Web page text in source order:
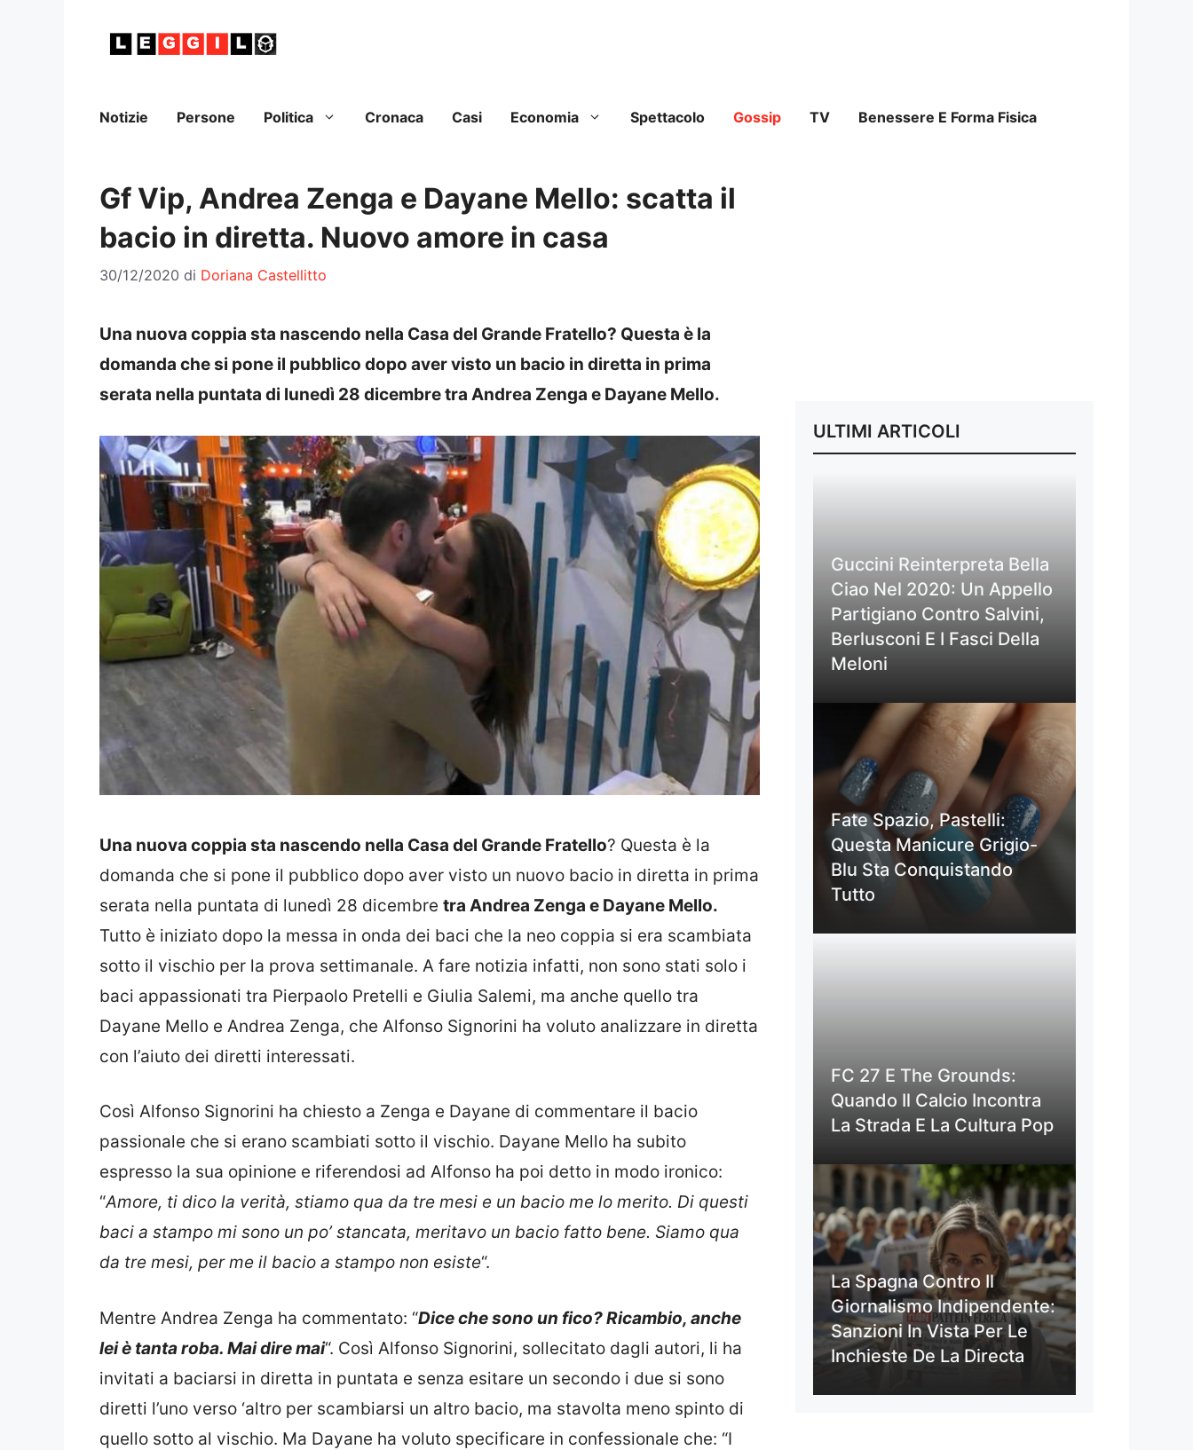
Notizie Persone Politica Cronaca Casi Economia Spettacolo Gossip TV Benessere E Forma Fisica
Gf Vip, Andrea Zenga e Dayane Mello: scatta il
bacio in diretta. Nuovo amore in casa
30/12/2020 di Doriana Castellitto
Una nuova coppia sta nascendo nella Casa del Grande Fratello? Questa è la
domanda che si pone il pubblico dopo aver visto un bacio in diretta in prima
serata nella puntata di lunedì 28 dicembre tra Andrea Zenga e Dayane Mello.
Una nuova coppia sta nascendo nella Casa del Grande Fratello? Questa è la
domanda che si pone il pubblico dopo aver visto un nuovo bacio in diretta in prima
serata nella puntata di lunedì 28 dicembre tra Andrea Zenga e Dayane Mello.
Tutto è iniziato dopo la messa in onda dei baci che la neo coppia si era scambiata
sotto il vischio per la prova settimanale. A fare notizia infatti, non sono stati solo i
baci appassionati tra Pierpaolo Pretelli e Giulia Salemi, ma anche quello tra
Dayane Mello e Andrea Zenga, che Alfonso Signorini ha voluto analizzare in diretta
con l’aiuto dei diretti interessati.
Così Alfonso Signorini ha chiesto a Zenga e Dayane di commentare il bacio
passionale che si erano scambiati sotto il vischio. Dayane Mello ha subito
espresso la sua opinione e riferendosi ad Alfonso ha poi detto in modo ironico:
“Amore, ti dico la verità, stiamo qua da tre mesi e un bacio me lo merito. Di questi
baci a stampo mi sono un po’ stancata, meritavo un bacio fatto bene. Siamo qua
da tre mesi, per me il bacio a stampo non esiste“.
Mentre Andrea Zenga ha commentato: “Dice che sono un fico? Ricambio, anche
lei è tanta roba. Mai dire mai“. Così Alfonso Signorini, sollecitato dagli autori, li ha
invitati a baciarsi in diretta in puntata e senza esitare un secondo i due si sono
diretti l’uno verso ‘altro per scambiarsi un altro bacio, ma stavolta meno spinto di
quello sotto al vischio. Ma Dayane ha voluto specificare in confessionale che: “I
ULTIMI ARTICOLI
Guccini Reinterpreta Bella
Ciao Nel 2020: Un Appello
Partigiano Contro Salvini,
Berlusconi E I Fasci Della
Meloni
Fate Spazio, Pastelli:
Questa Manicure Grigio-
Blu Sta Conquistando
Tutto
FC 27 E The Grounds:
Quando Il Calcio Incontra
La Strada E La Cultura Pop
La Spagna Contro Il
Giornalismo Indipendente:
Sanzioni In Vista Per Le
Inchieste De La Directa